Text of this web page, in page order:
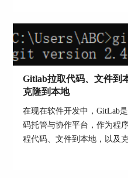
图5：
命令行建远程仓库的相关内
Gitlab拉取代码、文件到
克隆到本地
在现在软件开发中，GitLab
码托管与协作平台，作为程
程代码、文件到本地，以及
本文将为大家介绍GitLab拉